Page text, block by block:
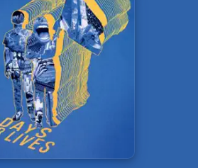
Installer Apple Music